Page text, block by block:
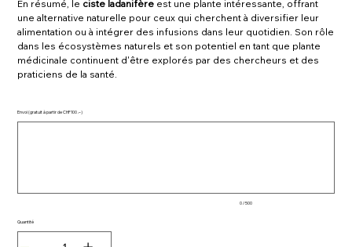
En résumé, le ciste ladanifère est une plante intéressante, offrant
une alternative naturelle pour ceux qui cherchent à diversifier leur
alimentation ou à intégrer des infusions dans leur quotidien. Son rôle
dans les écosystèmes naturels et son potentiel en tant que plante
médicinale continuent d'être explorés par des chercheurs et des
praticiens de la santé.
Envoi (gratuit à partir de CHF100 .–)
Jusqu'à
0 / 500
Quantité